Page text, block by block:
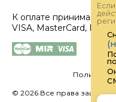
К оплате принимаются
VISA, MasterCard, МИР
Политика
© 2026 Все права